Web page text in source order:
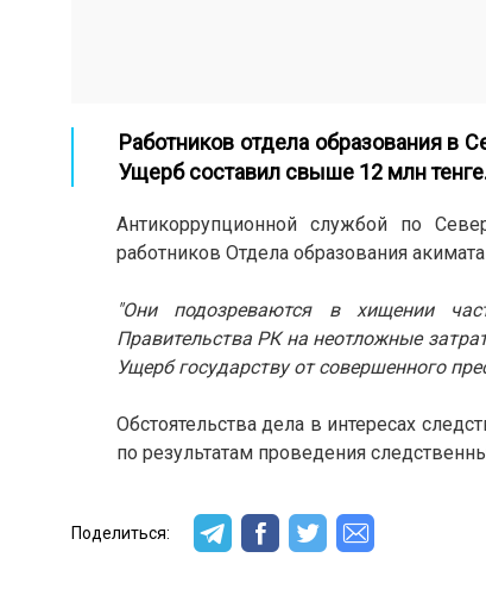
Работников отдела образования в
Ущерб составил свыше 12 млн
Антикоррупционной службой по
работников Отдела образования
"Они подозреваются в хищении
Правительства РК на неотложные
Ущерб государству от совершенного
Обстоятельства дела в интересах
по результатам проведения
Поделиться: